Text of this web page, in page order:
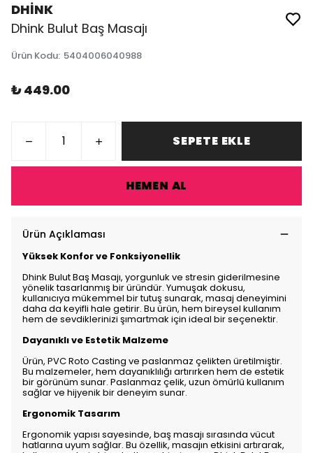
DHİNK
Dhink Bulut Baş Masajı
Ürün Kodu: 5404006040988
₺ 449.00
SEPETE EKLE
HEMEN AL
Ürün Açıklaması
Yüksek Konfor ve Fonksiyonellik
Dhink Bulut Baş Masajı, yorgunluk ve stresin giderilmesine
yönelik tasarlanmış bir üründür. Yumuşak dokusu,
kullanıcıya mükemmel bir tutuş sunarak, masaj deneyimini
daha da keyifli hale getirir. Bu ürün, hem bireysel kullanım
hem de sevdiklerinizi şımartmak için ideal bir seçenektir.
Dayanıklı ve Estetik Malzeme
Ürün, PVC Roto Casting ve paslanmaz çelikten üretilmiştir.
Bu malzemeler, hem dayanıklılığı artırırken hem de estetik
bir görünüm sunar. Paslanmaz çelik, uzun ömürlü kullanım
sağlar ve hijyenik bir deneyim sunar.
Ergonomik Tasarım
Ergonomik yapısı sayesinde, baş masajı sırasında vücut
hatlarına uyum sağlar. Bu özellik, masajın etkisini artırarak,